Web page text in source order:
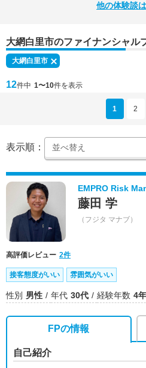
他の体験談
大網白里市のファイナンシャル
大網白里市
12件中 1〜10件を表示
1 2
表示順：
EMPRO Risk
藤田 学
（フジタ マナブ）
高評価レビュー 2件
接客態度がいい 雰囲気がいい
性別 男性 年代 30代 経験年数 4年
FPの情報
自己紹介